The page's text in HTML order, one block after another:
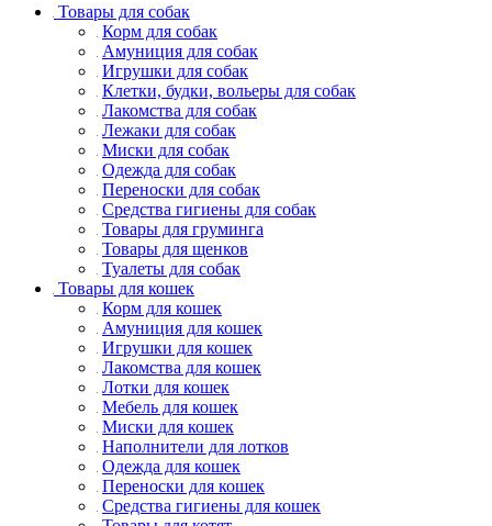
Товары для собак
Корм для собак
Амуниция для собак
Игрушки для собак
Клетки, будки, вольеры для собак
Лакомства для собак
Лежаки для собак
Миски для собак
Одежда для собак
Переноски для собак
Средства гигиены для собак
Товары для груминга
Товары для щенков
Туалеты для собак
Товары для кошек
Корм для кошек
Амуниция для кошек
Игрушки для кошек
Лакомства для кошек
Лотки для кошек
Мебель для кошек
Миски для кошек
Наполнители для лотков
Одежда для кошек
Переноски для кошек
Средства гигиены для кошек